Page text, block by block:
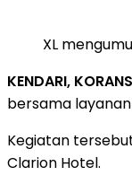
XL
KENDARI,
bersama layanan
Kegiatan
Clarion Hotel.